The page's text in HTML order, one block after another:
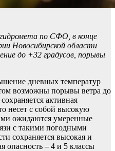
по СФО, в конце
Новосибирской области
до +32 градусов, порывы
дневных температур
возможны порывы ветра до
активная
несет с собой высокую
ожидаются умеренные
с такими погодными
сохраняется высокая и
опасность – 4 и 5 классы